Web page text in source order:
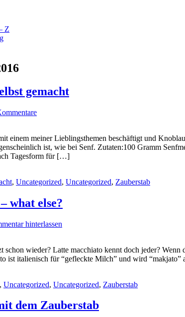
Z
gemacht
einem meiner Lieblingsthemen beschäftigt und
ist, wie bei Senf. Zutaten:100 Gramm
Tagesform für […]
, Uncategorized, Uncategorized, Zauberstab
what else?
hinterlassen
schon wieder? Latte macchiato kennt doch jeder?
ist italienisch für “gefleckte Milch” und wird
, Uncategorized, Uncategorized, Zauberstab
dem Zauberstab